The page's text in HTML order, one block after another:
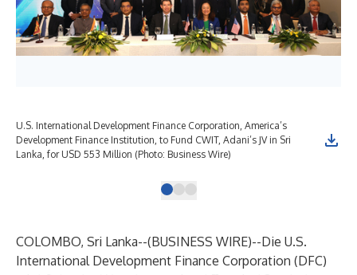
U.S. International Development Finance Corporation, America’s
Development Finance Institution, to Fund CWIT, Adani’s JV in Sri
Lanka, for USD 553 Million (Photo: Business Wire)
COLOMBO, Sri Lanka--(BUSINESS WIRE)--Die U.S.
International Development Finance Corporation (DFC)